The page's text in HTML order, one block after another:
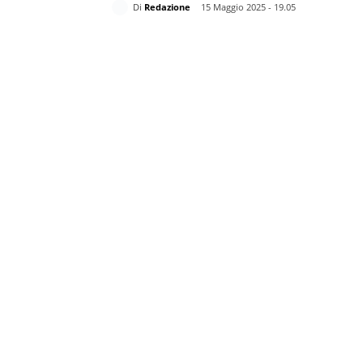
Di Redazione 15 Maggio 2025 - 19.05